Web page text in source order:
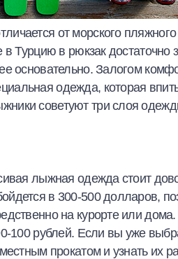
от морского
Турцию в рюкзак достаточно
основательно. Залогом
одежда, которая
советуют три слоя
лыжная одежда стоит
в 300-500 долларов,
на курорте или
100 рублей. Если вы уже
прокатом и узнать их